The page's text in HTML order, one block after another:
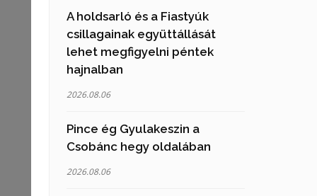
A holdsarló és a Fiastyúk
csillagainak együttállását
lehet megfigyelni péntek
hajnalban
2026.08.06
Pince ég Gyulakeszin a
Csobánc hegy oldalában
2026.08.06